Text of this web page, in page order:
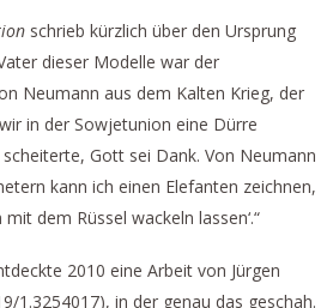
schrieb kürzlich über den Ursprung
dieser Modelle war der
Neumann aus dem Kalten Krieg, der
in der Sowjetunion eine Dürre
Gott sei Dank. Von Neumann
kann ich einen Elefanten zeichnen,
dem Rüssel wackeln lassen‘.“
2010 eine Arbeit von Jürgen
1.3254017), in der genau das geschah.